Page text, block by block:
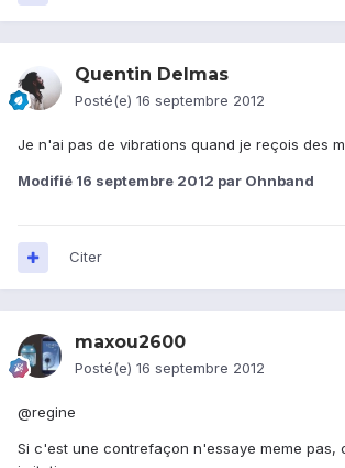
Quentin Delmas
Posté(e) 16 septembre 2012
Je n'ai pas de vibrations quand je reçois des
Modifié 16 septembre 2012 par Ohnband
Citer
maxou2600
Posté(e) 16 septembre 2012
@regine
Si c'est une contrefaçon n'essaye meme pas,